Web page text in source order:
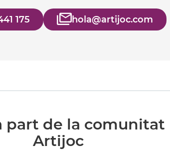
175 hola@artijoc.com
part de la comunitat
Artijoc